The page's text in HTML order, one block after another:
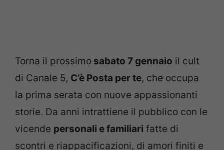
Torna il prossimo sabato 7 gennaio il cult
di Canale 5, C’è Posta per te, che occupa
la prima serata con nuove appassionanti
storie. Da anni intrattiene il pubblico con le
vicende personali e familiari fatte di
scontri e riappacificazioni, di amori finiti e